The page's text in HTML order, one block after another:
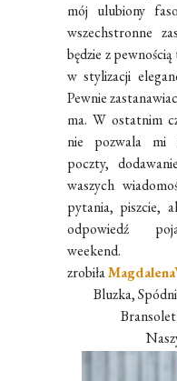
mój ulubiony
wszechstronne
będzie z
w stylizacji
Pewnie
ma. W ostatnim
nie pozwala mi
poczty,
waszych
pytania, piszcie,
odpowiedź
weekend.
zrobiła
Bluzka,